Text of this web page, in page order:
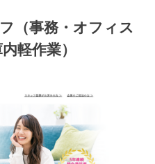
（事務・オフィス
軽作業）